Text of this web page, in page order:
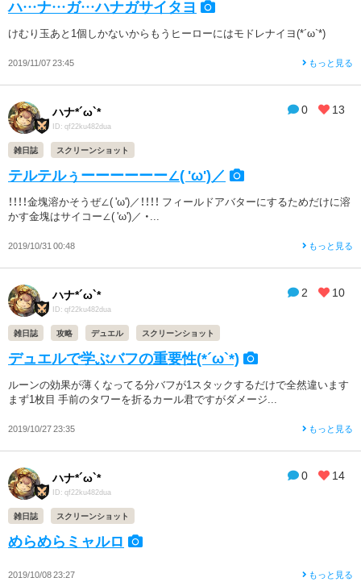
ハ…ナ…ガ…ハナガサイタヨ
けむり玉あと1個しかないからもうヒーローにはモドレナイヨ(*´ω`*)
2019/11/07 23:45 もっと見る
0 13
ハナ*´ω`*
ID: qf22ku482dua
雑日誌 スクリーンショット
テルテルぅーーーーーー∠( 'ω')／
！！！！金塊溶かそうぜ∠( 'ω')／！！！！ フィールドアバターにするためだけに溶
かす金塊はサイコー∠( 'ω')／ ・...
2019/10/31 00:48 もっと見る
2 10
ハナ*´ω`*
ID: qf22ku482dua
雑日誌 攻略 デュエル スクリーンショット
デュエルで学ぶバフの重要性(*´ω`*)
ルーンの効果が薄くなってる分バフが1スタックするだけで全然違います
まず1枚目 手前のタワーを折るカール君ですがダメージ...
2019/10/27 23:35 もっと見る
0 14
ハナ*´ω`*
ID: qf22ku482dua
雑日誌 スクリーンショット
めらめらミャルロ
2019/10/08 23:27 もっと見る